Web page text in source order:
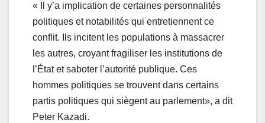
« Il y’a implication de certaines personnalités
politiques et notabilités qui entretiennent ce
conflit. Ils incitent les populations à massacrer
les autres, croyant fragiliser les institutions de
l’État et saboter l’autorité publique. Ces
hommes politiques se trouvent dans certains
partis politiques qui siègent au parlement», a dit
Peter Kazadi.